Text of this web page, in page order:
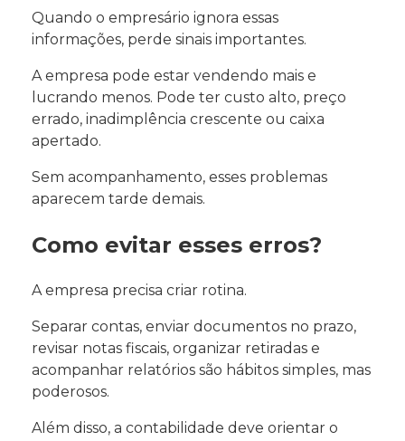
Quando o empresário ignora essas
informações, perde sinais importantes.
A empresa pode estar vendendo mais e
lucrando menos. Pode ter custo alto, preço
errado, inadimplência crescente ou caixa
apertado.
Sem acompanhamento, esses problemas
aparecem tarde demais.
Como evitar esses erros?
A empresa precisa criar rotina.
Separar contas, enviar documentos no prazo,
revisar notas fiscais, organizar retiradas e
acompanhar relatórios são hábitos simples, mas
poderosos.
Além disso, a contabilidade deve orientar o